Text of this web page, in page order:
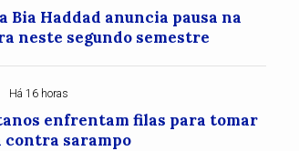
Bia Haddad anuncia pausa na
neste segundo semestre
Há 16 horas
enfrentam filas para tomar
contra sarampo